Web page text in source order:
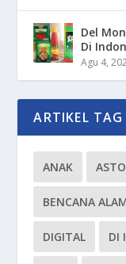
Del
Di
Agu 4,
ARTIKEL TAG
ANAK
BENCANA
DIGITAL DI